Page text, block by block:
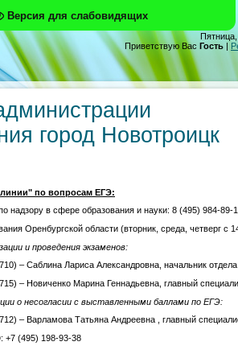
Версия для слабовидящих
Приветствую Вас Гость |
город Новотроицк
по вопросам ЕГЭ:
надзору в сфере образования и науки: 8 (495) 984-89-
Оренбургской области (вторник, среда, четверг с
и проведения экзаменов:
– Саблина Лариса Александровна, начальник
– Новиченко Марина Геннадьевна, главный
о несогласии с выставленными баллами по ЕГЭ:
– Варламова Татьяна Андреевна , главный
+7 (495) 198-93-38